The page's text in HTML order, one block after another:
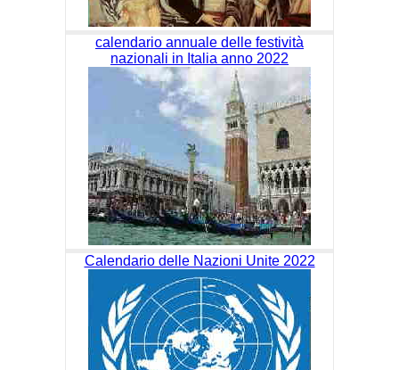
calendario annuale delle festività
nazionali in Italia anno 2022
Calendario delle Nazioni Unite 2022